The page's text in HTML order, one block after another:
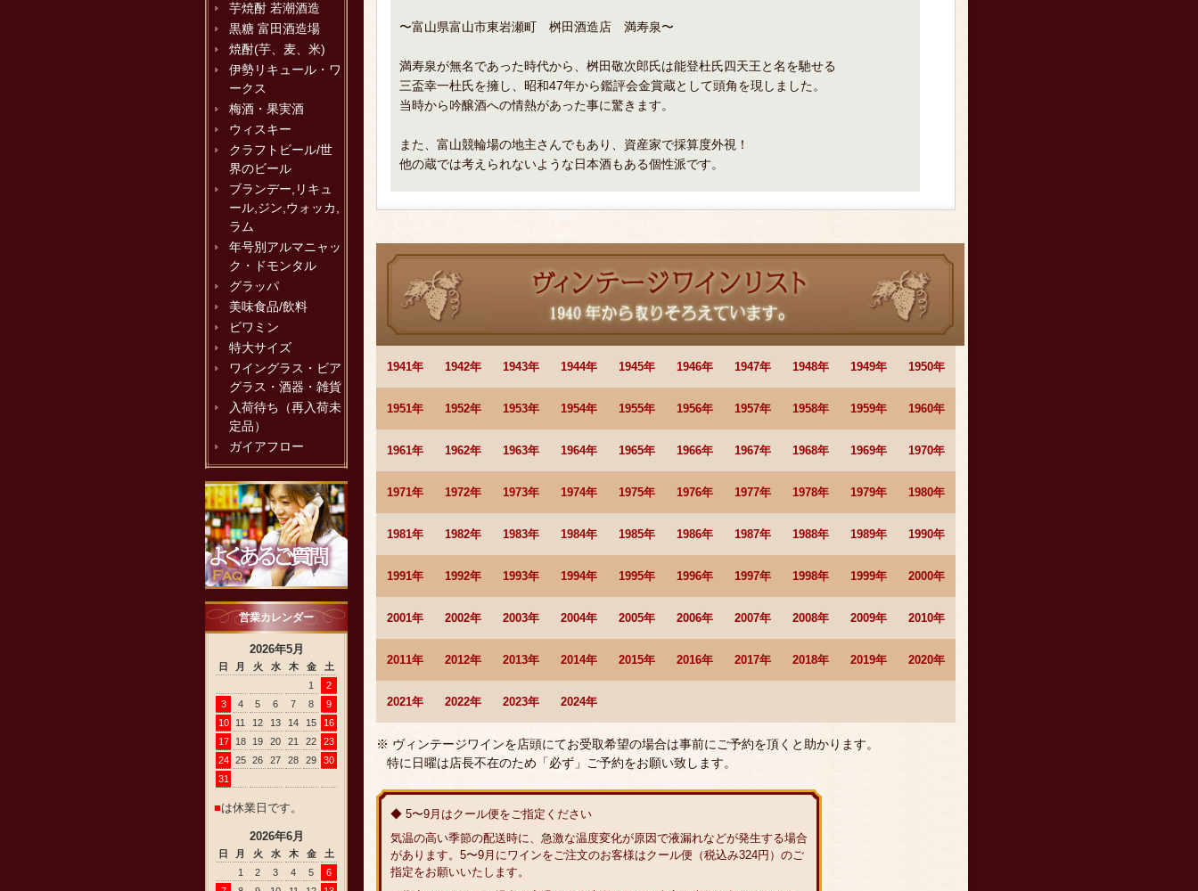
芋焼酎 若潮酒造
黒糖 富田酒造場
焼酎(芋、麦、米)
伊勢リキュール・ワ
ークス
梅酒・果実酒
ウィスキー
クラフトビール/世
界のビール
ブランデー,リキュ
ール,ジン,ウォッカ,
ラム
年号別アルマニャッ
ク・ドモンタル
グラッパ
美味食品/飲料
ビワミン
特大サイズ
ワイングラス・ビア
グラス・酒器・雑貨
入荷待ち（再入荷未
定品）
ガイアフロー
営業カレンダー
2026年5月
日 月 火 水 木 金
土
1
2
3
4 5 6 7 8
9
10
11 12 13 14 15
16
17
18 19 20 21 22
23
24
25 26 27 28 29
30
31
■は休業日です。
2026年6月
日 月 火 水 木 金
土
1
2 3 4 5
6
〜富山県富山市東岩瀬町 桝田酒造店 満寿泉〜
満寿泉が無名であった時代から、桝田敬次郎氏は能登杜氏四天王と名を馳せる
三盃幸一杜氏を擁し、昭和47年から鑑評会金賞蔵として頭角を現しました。
当時から吟醸酒への情熱があった事に驚きます。
また、富山競輪場の地主さんでもあり、資産家で採算度外視！
他の蔵では考えられないような日本酒もある個性派です。
1941年 1942年 1943年 1944年 1945年 1946年 1947年 1948年 1949年 1950年
1951年 1952年 1953年 1954年 1955年 1956年 1957年 1958年 1959年 1960年
1961年 1962年 1963年 1964年 1965年 1966年 1967年 1968年 1969年 1970年
1971年 1972年 1973年 1974年 1975年 1976年 1977年 1978年 1979年 1980年
1981年 1982年 1983年 1984年 1985年 1986年 1987年 1988年 1989年 1990年
1991年 1992年 1993年 1994年 1995年 1996年 1997年 1998年 1999年 2000年
2001年 2002年 2003年 2004年 2005年 2006年 2007年 2008年 2009年 2010年
2011年 2012年 2013年 2014年 2015年 2016年 2017年 2018年 2019年 2020年
2021年 2022年 2023年 2024年
※ ヴィンテージワインを店頭にてお受取希望の場合は事前にご予約を頂くと助かります。
特に日曜は店長不在のため「必ず」ご予約をお願い致します。
◆ 5〜9月はクール便をご指定ください
気温の高い季節の配送時に、急激な温度変化が原因で液漏れなどが発生する場合
があります。5〜9月にワインをご注文のお客様はクール便（税込み324円）のご
指定をお願いいたします。